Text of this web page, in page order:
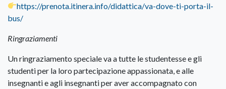
https://prenota.itinera.info/didattica/va-dove-ti-porta-il-
bus/
Ringraziamenti
Un ringraziamento speciale va a tutte le studentesse e gli
studenti per la loro partecipazione appassionata, e alle
insegnanti e agli insegnanti per aver accompagnato con